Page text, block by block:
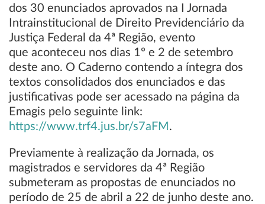
dos 30 enunciados aprovados na I Jornada
Intrainstitucional de Direito Previdenciário da
Justiça Federal da 4ª Região, evento
que aconteceu nos dias 1º e 2 de setembro
deste ano. O Caderno contendo a íntegra dos
textos consolidados dos enunciados e das
justificativas pode ser acessado na página da
Emagis pelo seguinte link:
https://www.trf4.jus.br/s7aFM .
Previamente à realização da Jornada, os
magistrados e servidores da 4ª Região
submeteram as propostas de enunciados no
período de 25 de abril a 22 de junho deste ano.